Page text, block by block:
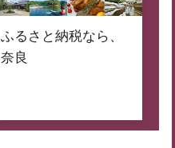
ふるさと納税なら、
奈良